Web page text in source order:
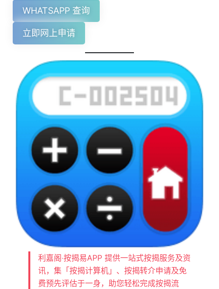
WHATSAPP 查询
立即网上申请
利嘉阁‧按揭易APP 提供一站式按揭服务及资
讯，集「按揭计算机」、按揭转介申请及免
费预先评估于一身，助您轻松完成按揭流